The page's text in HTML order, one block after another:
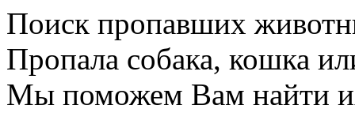
Поиск пропавших
Пропала собака, кошка
Мы поможем Вам найти